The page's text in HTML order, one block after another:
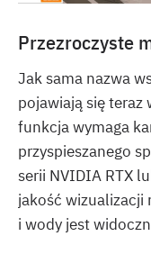
Przezroczyste
Jak sama nazwa
pojawiają się teraz
funkcja wymaga
przyspieszanego
serii NVIDIA RTX
jakość wizualizacji
i wody jest